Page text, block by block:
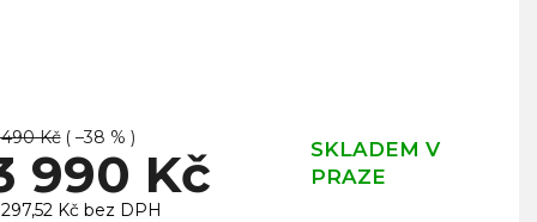
Kč ( –38 % )
990 Kč
SKLADEM V
PRAZE
Kč bez DPH